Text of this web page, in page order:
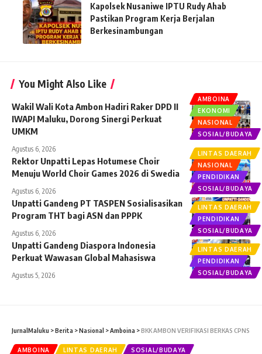
Kapolsek Nusaniwe IPTU Rudy Ahab
Pastikan Program Kerja Berjalan
Berkesinambungan
You Might Also Like
AMBOINA
EKONOMI
NASIONAL
SOSIAL/BUDAYA
Wakil Wali Kota Ambon Hadiri Raker DPD II
IWAPI Maluku, Dorong Sinergi Perkuat
UMKM
Agustus 6, 2026
LINTAS DAERAH
NASIONAL
PENDIDIKAN
SOSIAL/BUDAYA
Rektor Unpatti Lepas Hotumese Choir
Menuju World Choir Games 2026 di Swedia
Agustus 6, 2026
LINTAS DAERAH
PENDIDIKAN
SOSIAL/BUDAYA
Unpatti Gandeng PT TASPEN Sosialisasikan
Program THT bagi ASN dan PPPK
Agustus 6, 2026
LINTAS DAERAH
PENDIDIKAN
SOSIAL/BUDAYA
Unpatti Gandeng Diaspora Indonesia
Perkuat Wawasan Global Mahasiswa
Agustus 5, 2026
JurnalMaluku >Berita >Nasional >Amboina >BKK AMBON VERIFIKASI BERKAS CPNS
AMBOINA LINTAS DAERAH SOSIAL/BUDAYA